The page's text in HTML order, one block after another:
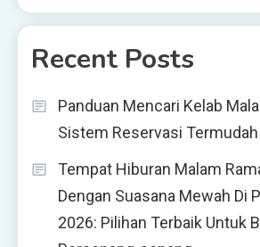
Recent Posts
Panduan Mencari Kelab
Sistem Reservasi
Tempat Hiburan Malam
Dengan Suasana Mewah Di
2026: Pilihan Terbaik Untuk